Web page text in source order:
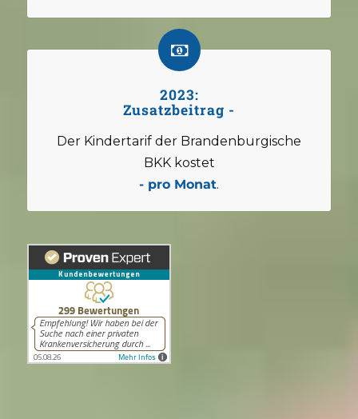
2023:
Zusatzbeitrag -
Der Kindertarif der Brandenburgische
BKK kostet
- pro Monat.